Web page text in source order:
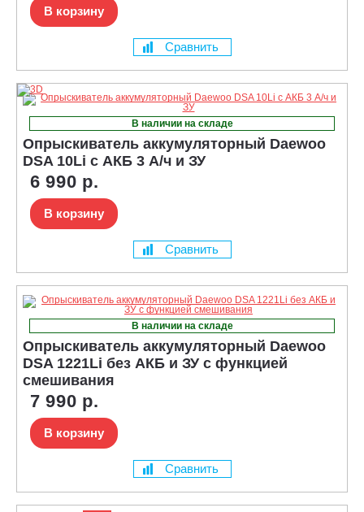
В корзину
Сравнить
В наличии на складе
Опрыскиватель аккумуляторный Daewoo
DSA 10Li с АКБ 3 А/ч и ЗУ
6 990 р.
В корзину
Сравнить
В наличии на складе
Опрыскиватель аккумуляторный Daewoo
DSA 1221Li без АКБ и ЗУ с функцией
смешивания
7 990 р.
В корзину
Сравнить